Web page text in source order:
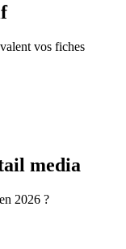
vos fiches
media
2026 ?